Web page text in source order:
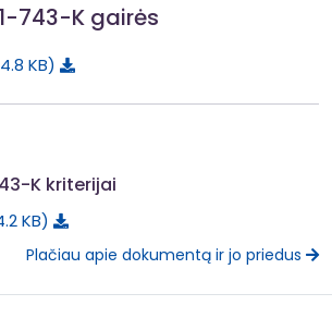
743-K gairės
KB
K kriterijai
KB
Plačiau apie dokumentą ir jo priedus